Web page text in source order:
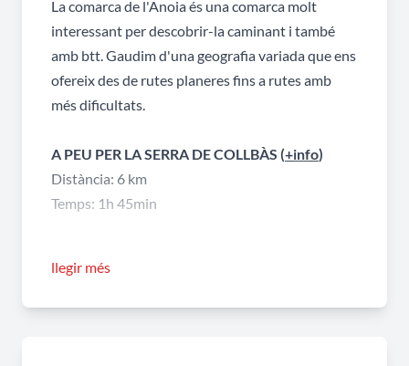
La comarca de l'Anoia és una comarca molt
interessant per descobrir-la caminant i també
amb btt. Gaudim d'una geografia variada que ens
ofereix des de rutes planeres fins a rutes amb
més dificultats.
A PEU PER LA SERRA DE COLLBÀS (+info)
Distància: 6 km
Temps: 1h 45min
dipòsit de Can Titó i allà agafarem el PR C119.
llegir més